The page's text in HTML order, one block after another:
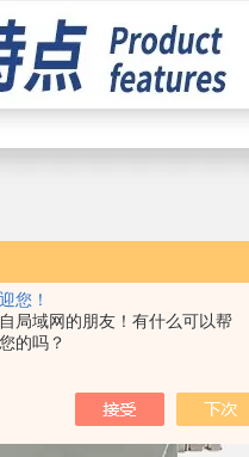
您！
局域网的朋友！有什么可以帮
的吗？